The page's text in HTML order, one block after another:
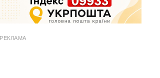
РЕКЛАМА